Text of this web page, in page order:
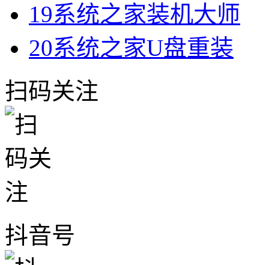
19系统之家装机大师
20系统之家U盘重装
扫码关注
抖音号